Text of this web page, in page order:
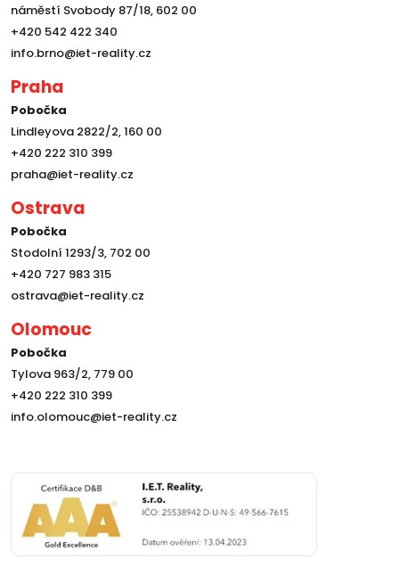
náměstí Svobody 87/18, 602 00
+420 542 422 340
info.brno@iet-reality.cz
Praha
Pobočka
Lindleyova 2822/2, 160 00
+420 222 310 399
praha@iet-reality.cz
Ostrava
Pobočka
Stodolní 1293/3, 702 00
+420 727 983 315
ostrava@iet-reality.cz
Olomouc
Pobočka
Tylova 963/2, 779 00
+420 222 310 399
info.olomouc@iet-reality.cz